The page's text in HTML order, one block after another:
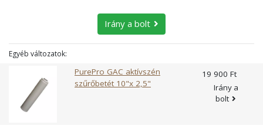
pótlását vagy cseréjét. Pyrolox töltet alkalmas vasas és
mangános víz kezelésére is. Megfelelő választás abban az
Többféle vastalanító megoldás, berendezés létezik. Ezek
vannak elkészítve. A vas- és mangánmentesítő töltetek
közül a Pyrolox töltettel szerelt berendezések valamivel
nagyobb kapacitásúak, mint a Birm töltettel szereltek,
Irány a bolt
Egyéb változatok:
PurePro GAC aktívszén
szűrőbetét 10"x 2,5"
19 900 Ft
Irány a
bolt